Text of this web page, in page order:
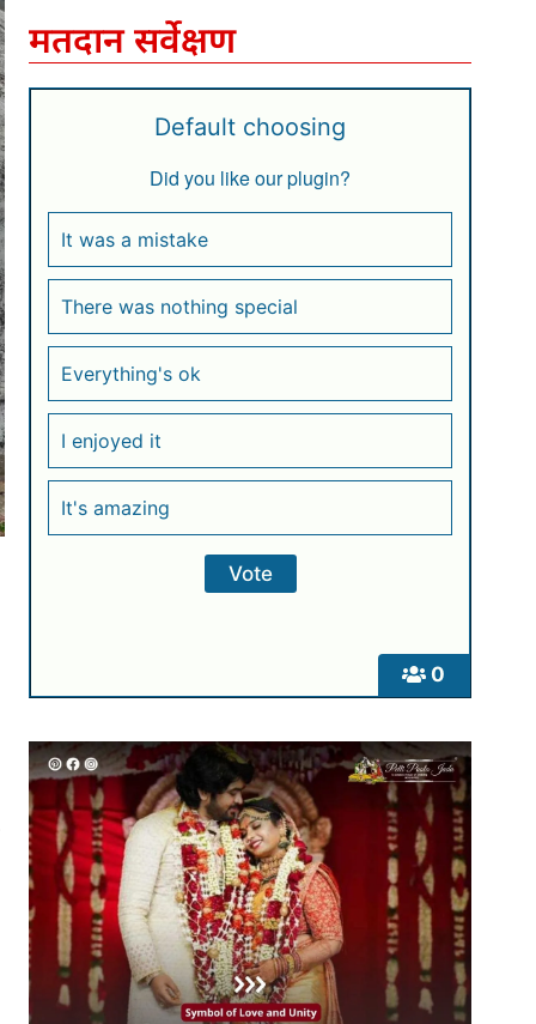
मतदान सर्वेक्षण
0
Default choosing
Did you like our plugin?
It was a mistake
There was nothing special
Everything's ok
I enjoyed it
It's amazing